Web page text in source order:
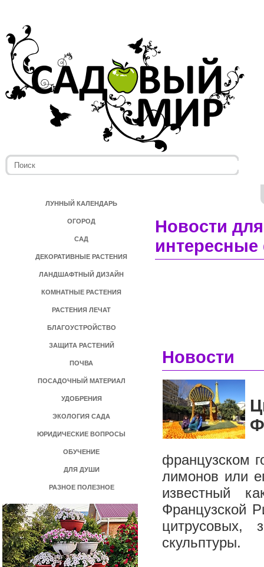
ЛУННЫЙ КАЛЕНДАРЬ
ОГОРОД
САД
ДЕКОРАТИВНЫЕ РАСТЕНИЯ
ЛАНДШАФТНЫЙ ДИЗАЙН
КОМНАТНЫЕ РАСТЕНИЯ
РАСТЕНИЯ ЛЕЧАТ
БЛАГОУСТРОЙСТВО
ЗАЩИТА РАСТЕНИЙ
ПОЧВА
ПОСАДОЧНЫЙ МАТЕРИАЛ
УДОБРЕНИЯ
ЭКОЛОГИЯ САДА
ЮРИДИЧЕСКИЕ ВОПРОСЫ
ОБУЧЕНИЕ
ДЛЯ ДУШИ
РАЗНОЕ ПОЛЕЗНОЕ
Новости
Новости
французском
лимонов или
известный
Французской
цитрусовых,
скульптуры.